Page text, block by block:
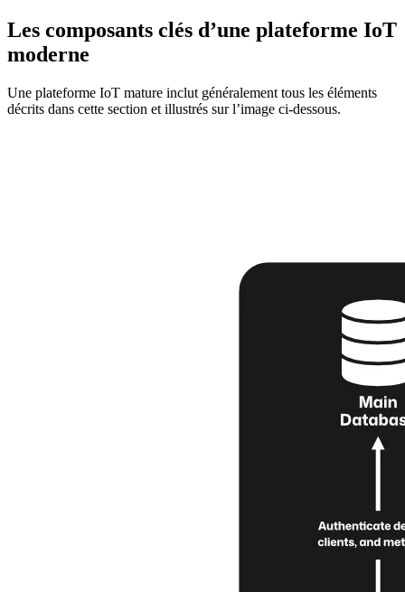
Les composants clés d’une plateforme IoT
moderne
Une plateforme IoT mature inclut généralement tous les éléments
décrits dans cette section et illustrés sur l’image ci-dessous.